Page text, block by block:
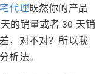
代理既然你的产品
的销量或者 30 天销
，对不对？所以我
析法。